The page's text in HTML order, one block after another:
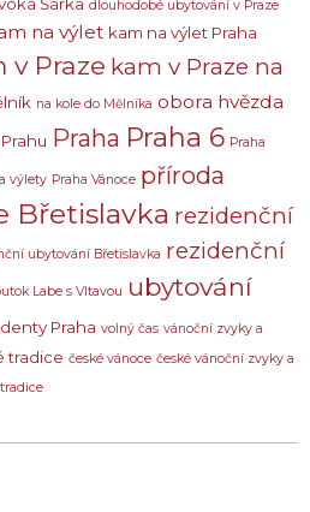
dlouhodobé ubytování v Praze
na výlet kam na výlet Praha
v Praze kam v Praze na
na kole do Mělníka obora hvězda
Praha Praha 6 Praha
výlety Praha Vánoce příroda
Břetislavka rezidenční
ubytování Břetislavka rezidenční
Labe s Vltavou ubytování
Praha volný čas vánoční zvyky a
tradice české vánoce české vánoční zvyky a